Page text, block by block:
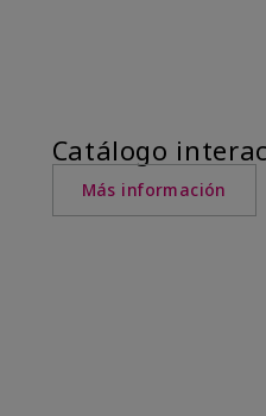
Catálogo
Más información